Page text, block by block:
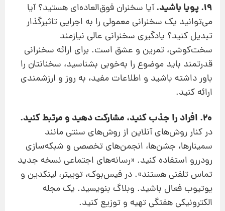
19. پویا باشید.
آیا سخنران فوق‌العاده‌ای هستید؟ آیا
می‌توانید یک سخنرانی معمولی را به اجرایی تاثیرگذار
تبدیل کنید؟ یادگیری سخنرانی عالی نیازمند
سخت‌کوشی، تمرین و عشق است. برای ارائه سخنرانی
قدرتمند باید موضوع را به‌خوبی بشناسید، سخنانتان را
باور داشته باشید و اطلاعات مفید، به روز و ارزشمندی
ارائه کنید.
20. افراد را جذب کنید، مشارکت دهید و مرتبط کنید.
در کنار روش‌های آنلاین از روش‌های سنتی مانند
سمینارها، جشن‌ها، انجمن‌های تخصصی و شبکه‌سازی
رودررو استفاده کنید. «رسانه‌های اجتماعی نسخه جدید
تماس تلفنی هستند». در فیس‌بوک، توییتر، لینکدین و
یوتیوب فعال باشید. وبلاگ بنویسید. یک مجله
الکترونیکی هفتگی تهیه و توزیع کنید.